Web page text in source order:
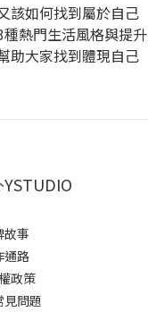
該如何找到屬於自己
熱門生活風格與提升
助大家找到體現自己
故事
通路
政策
見問題